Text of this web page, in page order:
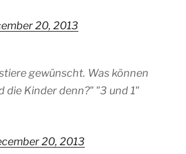
20, 2013
gewünscht. Was können
die Kinder denn?" "3 und 1"
20, 2013